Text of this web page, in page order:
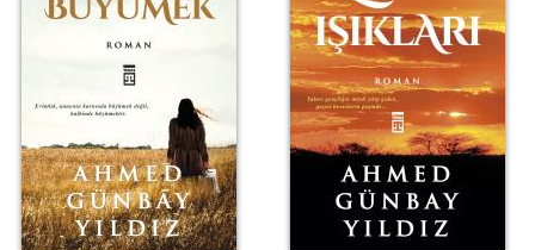
Yürekte Büyümek Leyl Işıkları